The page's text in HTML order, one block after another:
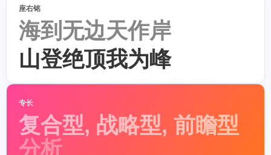
座右铭
海到无边天作岸
山登绝顶我为峰
专长
复合型, 战略型, 前瞻型
分析